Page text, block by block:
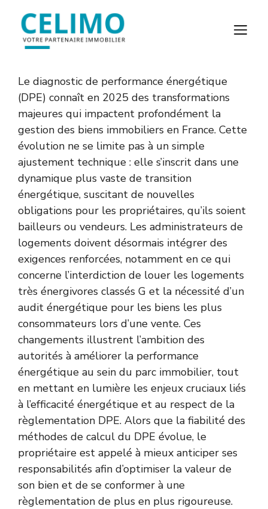
contenu
Le diagnostic de performance énergétique
(DPE) connaît en 2025 des transformations
majeures qui impactent profondément la
gestion des biens immobiliers en France. Cette
évolution ne se limite pas à un simple
ajustement technique : elle s’inscrit dans une
dynamique plus vaste de transition
énergétique, suscitant de nouvelles
obligations pour les propriétaires, qu’ils soient
bailleurs ou vendeurs. Les administrateurs de
logements doivent désormais intégrer des
exigences renforcées, notamment en ce qui
concerne l’interdiction de louer les logements
très énergivores classés G et la nécessité d’un
audit énergétique pour les biens les plus
consommateurs lors d’une vente. Ces
changements illustrent l’ambition des
autorités à améliorer la performance
énergétique au sein du parc immobilier, tout
en mettant en lumière les enjeux cruciaux liés
à l’efficacité énergétique et au respect de la
règlementation DPE. Alors que la fiabilité des
méthodes de calcul du DPE évolue, le
propriétaire est appelé à mieux anticiper ses
responsabilités afin d’optimiser la valeur de
son bien et de se conformer à une
règlementation de plus en plus rigoureuse.